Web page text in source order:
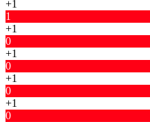
+1
1
+1
0
+1
0
+1
0
+1
0